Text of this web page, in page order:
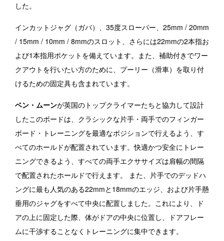
した。
インカットジャグ（ガバ）、35度スローパー、25mm / 20mm
/ 15mm / 10mm / 8mmのスロット、さらには22mmの2本指お
よび1本指用ポケットを備えています。また、補助付きでワー
クアウトを行いたい方のために、プーリー（滑車）を取り付
けるための固定具も含まれています。
ベン・ムーンが英国のトップクライマーたちと協力して設計
したこのボードは、クラシックな片手・両手でのフィンガー
ボード・トレーニングを最適なポジションで行えるよう、す
べてのホールドが配置されています。快適かつ安全にトレー
ニングできるよう、すべての両手エクササイズは肩幅の間隔
で配置されたホールドで行えます。 また、片手でのデッドハ
ングに最も人気のある22mmと18mmのエッジ、および片手懸
垂用のジャグをすべて中央に配置しました。これにより、ド
アの上に固定した際、体がドアの中央に位置し、ドアフレー
ムに干渉することなくトレーニングに集中できます。